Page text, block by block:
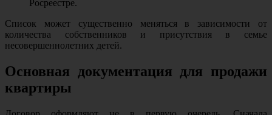
Росреестре.
Список может существенно меняться в зависимости от
количества собственников и присутствия в семье
несовершеннолетних детей.
Основная документация для продажи
квартиры